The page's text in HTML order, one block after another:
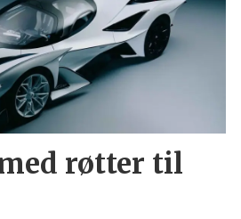
røtter til